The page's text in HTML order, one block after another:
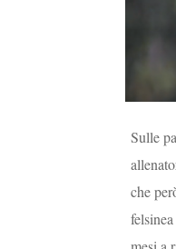
Sulle
che